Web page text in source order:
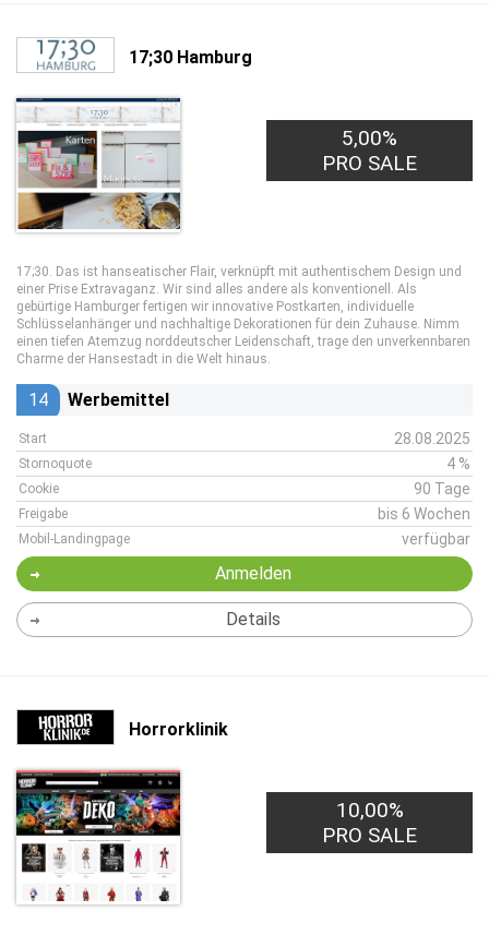
17;30 Hamburg
5,00%
PRO SALE
17;30. Das ist hanseatischer Flair, verknüpft mit authentischem Design und
einer Prise Extravaganz. Wir sind alles andere als konventionell. Als
gebürtige Hamburger fertigen wir innovative Postkarten, individuelle
Schlüsselanhänger und nachhaltige Dekorationen für dein Zuhause. Nimm
einen tiefen Atemzug norddeutscher Leidenschaft, trage den unverkennbaren
Charme der Hansestadt in die Welt hinaus.
14 Werbemittel
Start 28.08.2025
Stornoquote 4 %
Cookie 90 Tage
Freigabe bis 6 Wochen
Mobil-Landingpage verfügbar
Anmelden
Details
Horrorklinik
10,00%
PRO SALE